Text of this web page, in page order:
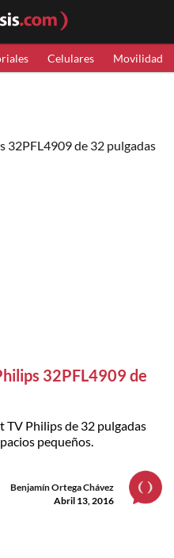
Celulares Movilidad
32PFL4909 de
TV Philips de 32 pulgadas
pequeños.
Benjamín Ortega Chávez
Abril 13, 2016